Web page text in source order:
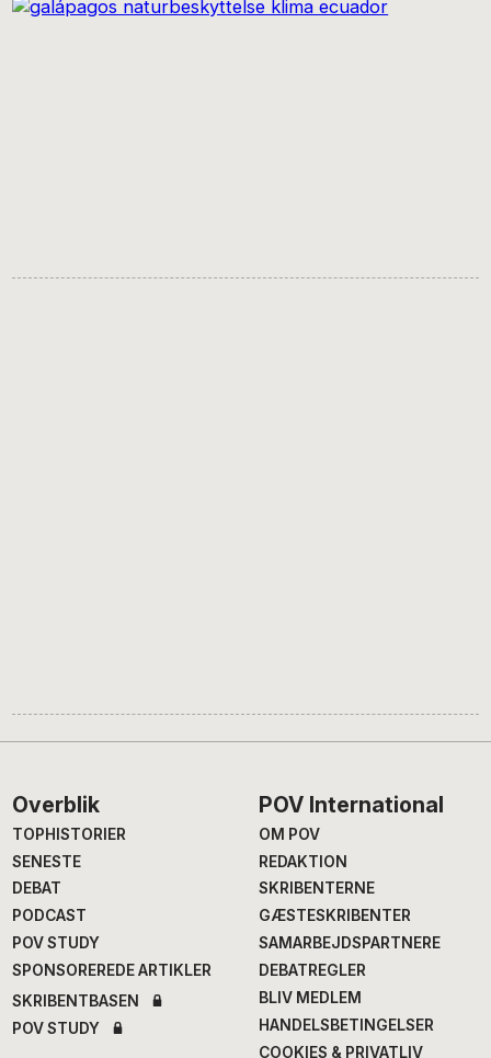
Footer
Overblik
TOPHISTORIER
SENESTE
DEBAT
PODCAST
POV STUDY
SPONSOREREDE ARTIKLER
SKRIBENTBASEN
POV STUDY
POV International
OM POV
REDAKTION
SKRIBENTERNE
GÆSTESKRIBENTER
SAMARBEJDSPARTNERE
DEBATREGLER
BLIV MEDLEM
HANDELSBETINGELSER
COOKIES & PRIVATLIV